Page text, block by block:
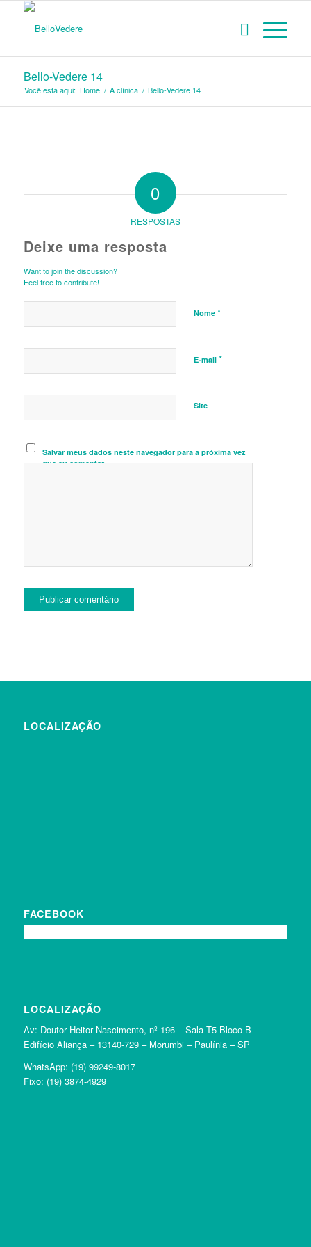
Bello-Vedere 14
Você está aqui: Home / A clínica / Bello-Vedere 14
0
RESPOSTAS
Deixe uma resposta
Want to join the discussion?
Feel free to contribute!
Nome *
E-mail *
Site
Salvar meus dados neste navegador para a próxima vez
que eu comentar.
LOCALIZAÇÃO
FACEBOOK
LOCALIZAÇÃO
Av: Doutor Heitor Nascimento, nº 196 – Sala T5 Bloco B
Edifício Aliança – 13140-729 – Morumbi – Paulínia – SP
WhatsApp: (19) 99249-8017
Fixo: (19) 3874-4929